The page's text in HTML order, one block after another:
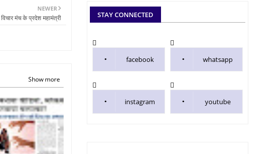
NEWER
विचार मंच के प्रदेश महामंत्री
Show more
STAY CONNECTED
facebook whatsapp
instagram youtube